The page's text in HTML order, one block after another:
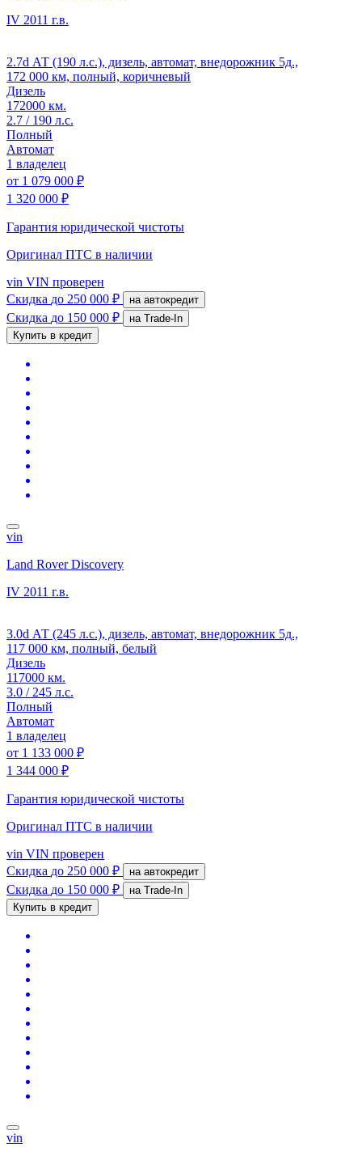
IV 2011 г.в.
2.7d АТ (190 л.с.), дизель, автомат, внедорожник 5д.,
172 000 км, полный, коричневый
Дизель
172000 км.
2.7 / 190 л.с.
Полный
Автомат
1 владелец
от 1 079 000 ₽
1 320 000 ₽
Гарантия юридической чистоты
Оригинал ПТС в наличии
vin VIN проверен
Скидка до 250 000 ₽ на автокредит
Скидка до 150 000 ₽
на Trade-In
Купить в кредит
vin
Land Rover Discovery
IV 2011 г.в.
3.0d АТ (245 л.с.), дизель, автомат, внедорожник 5д.,
117 000 км, полный, белый
Дизель
117000 км.
3.0 / 245 л.с.
Полный
Автомат
1 владелец
от 1 133 000 ₽
1 344 000 ₽
Гарантия юридической чистоты
Оригинал ПТС в наличии
vin VIN проверен
Скидка до 250 000 ₽ на автокредит
Скидка до 150 000 ₽
на Trade-In
Купить в кредит
vin